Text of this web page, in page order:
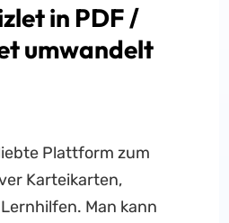
in PDF /
umwandelt
Plattform zum
Karteikarten,
Man kann